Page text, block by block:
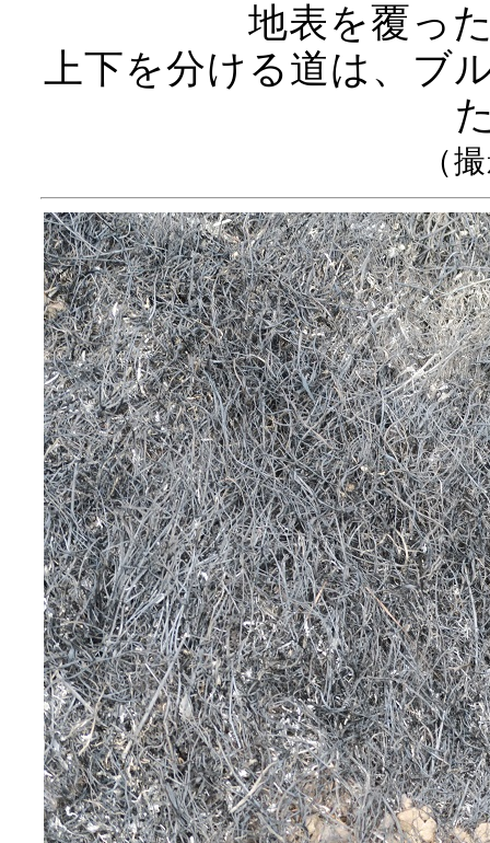
地表を覆っ
上下を分ける道は、ブ
（